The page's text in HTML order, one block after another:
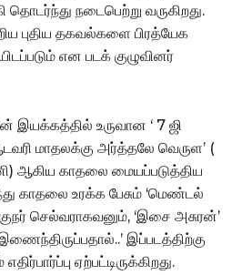
நடைபெற்று வருகிறது.
புதிய தகவல்களை பிரத்யேக
என படக் குழுவினர்
இயக்கத்தில் உருவான ‘ 7 ஜி
மாதலக்கு அர்த்தலே வெருள’ (
ஆகிய காதலை மையப்படுத்திய
காதலை உரக்க பேசும் ‘மெண்டல்
செல்வராகவனும், ‘இசை அசுரன்’
இணைந்திருப்பதால்..’ இப்படத்திற்கு
ஏற்பட்டிருக்கிறது.